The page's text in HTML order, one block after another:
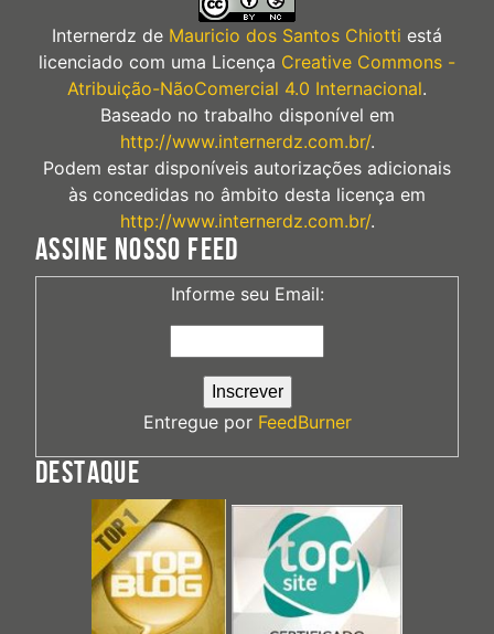
Internerdz de Mauricio dos Santos Chiotti está
licenciado com uma Licença Creative Commons -
Atribuição-NãoComercial 4.0 Internacional.
Baseado no trabalho disponível em
http://www.internerdz.com.br/.
Podem estar disponíveis autorizações adicionais
às concedidas no âmbito desta licença em
http://www.internerdz.com.br/.
ASSINE NOSSO FEED
Informe seu Email:
Entregue por FeedBurner
DESTAQUE